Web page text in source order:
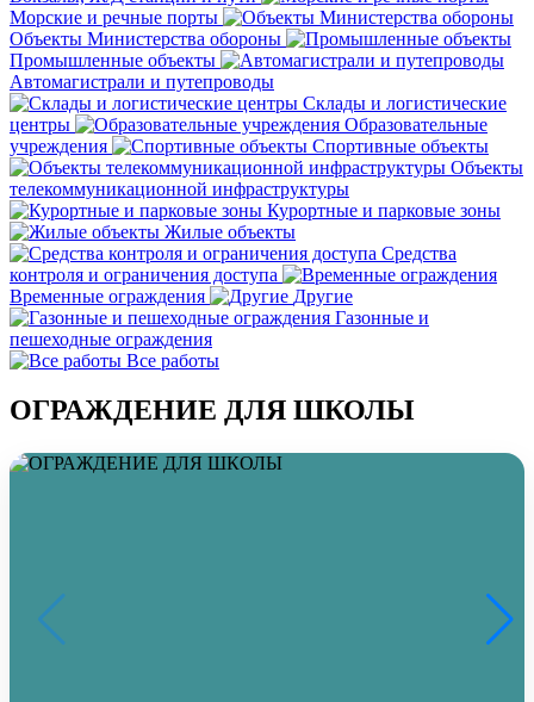
Морские и речные порты
Объекты Министерства обороны
Промышленные объекты
Автомагистрали и путепроводы
Склады и логистические
центры
Образовательные
учреждения
Спортивные объекты
Объекты
телекоммуникационной инфраструктуры
Курортные и парковые зоны
Жилые объекты
Средства
контроля и ограничения доступа
Временные ограждения
Другие
Газонные и
пешеходные ограждения
Все работы
ОГРАЖДЕНИЕ ДЛЯ ШКОЛЫ